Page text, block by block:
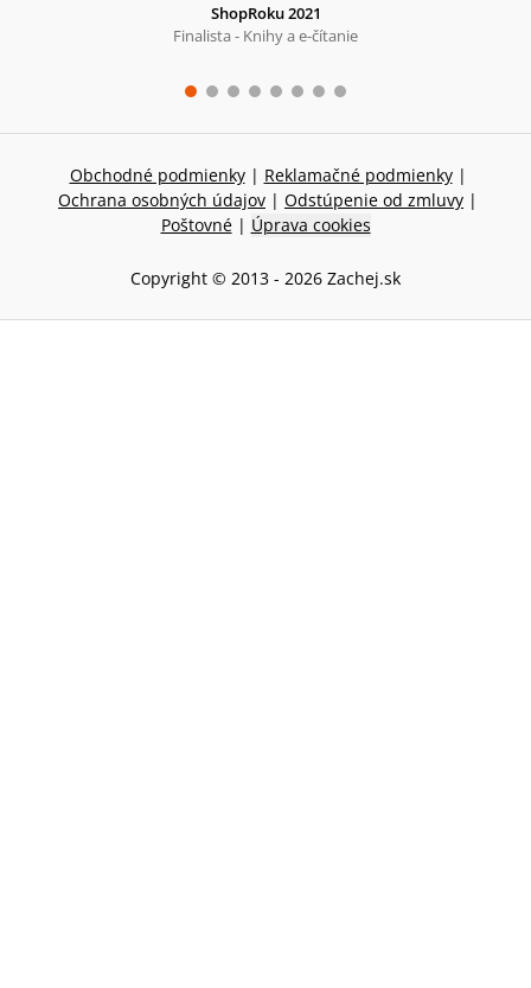
ShopRoku 2021
Finalista - Knihy a e-čítanie
Obchodné podmienky | Reklamačné podmienky |
Ochrana osobných údajov | Odstúpenie od zmluvy |
Poštovné | Úprava cookies
Copyright © 2013 - 2026 Zachej.sk